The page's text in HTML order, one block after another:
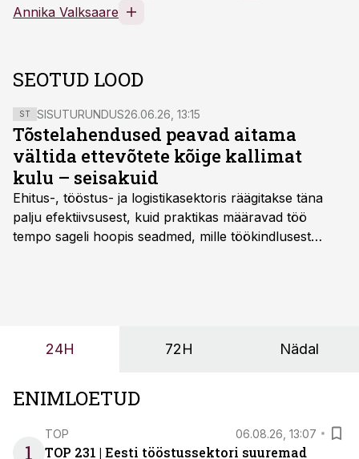
Annika Valksaare
SEOTUD LOOD
ST SISUTURUNDUS26.06.26, 13:15
Tõstelahendused peavad aitama
vältida ettevõtete kõige kallimat
kulu – seisakuid
Ehitus-, tööstus- ja logistikasektoris räägitakse täna
palju efektiivsusest, kuid praktikas määravad töö
tempo sageli hoopis seadmed, mille töökindlusest
24H 72H Nädal
ENIMLOETUD
1
TOP 06.08.26, 13:07
TOP 231 | Eesti tööstussektori suuremad